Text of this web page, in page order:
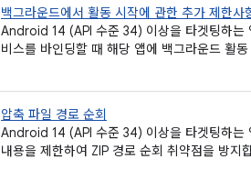
백그라운드에서 활동 시작에 관한 추가 제한사
Android 14 (API 수준 34) 이상을 타겟팅하는
비스를 바인딩할 때 해당 앱에 백그라운드 활
압축 파일 경로 순회
Android 14 (API 수준 34) 이상을 타겟팅하는
내용을 제한하여 ZIP 경로 순회 취약점을 방지